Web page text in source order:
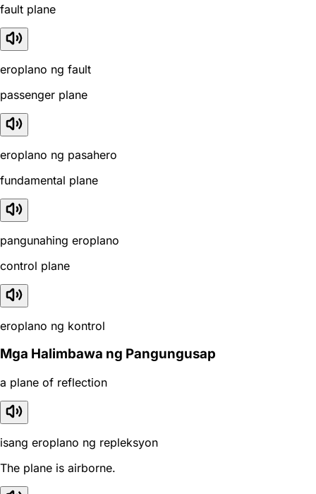
fault plane
eroplano ng fault
passenger plane
eroplano ng pasahero
fundamental plane
pangunahing eroplano
control plane
eroplano ng kontrol
Mga Halimbawa ng Pangungusap
a plane of reflection
isang eroplano ng repleksyon
The plane is airborne.